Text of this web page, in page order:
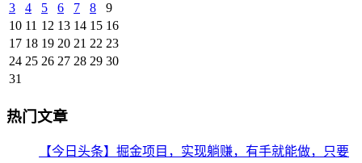
3
4 5 6 7 8
9
10 11 12 13 14 15 16
17 18 19 20 21 22 23
24 25 26 27 28 29 30
31
热门文章
【今日头条】掘金项目，实现躺赚，有手就能做，只要